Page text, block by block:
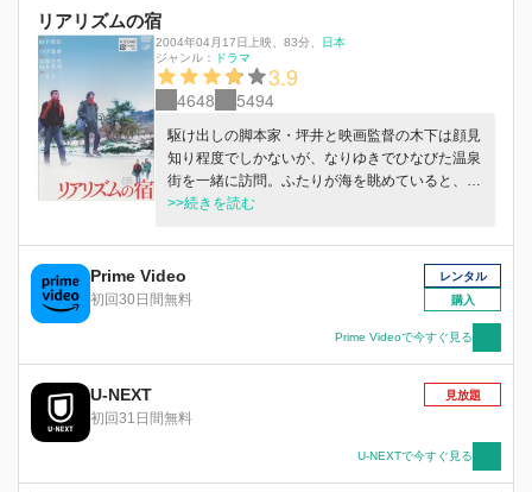
リアリズムの宿
2004年04月17日上映 83分
日本
ジャンル：
ドラマ
3.9
4648 5494
駆け出しの脚本家・坪井と映画監督の木下は顔見
知り程度でしかないが、なりゆきでひなびた温泉
街を一緒に訪問。ふたりが海を眺めていると、若
い女性が半裸で駆けてくる。「一切合財を波にさ
けるが…。
>>続きを読む
Prime Video
初回30日間無料
レンタル
購入
Prime Videoで今すぐ見る
U-NEXT
初回31日間無料
見放題
U-NEXTで今すぐ見る